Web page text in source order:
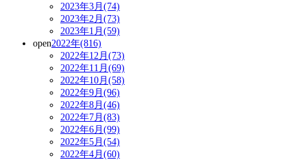
2023年3月(74)
2023年2月(73)
2023年1月(59)
open2022年(816)
2022年12月(73)
2022年11月(69)
2022年10月(58)
2022年9月(96)
2022年8月(46)
2022年7月(83)
2022年6月(99)
2022年5月(54)
2022年4月(60)